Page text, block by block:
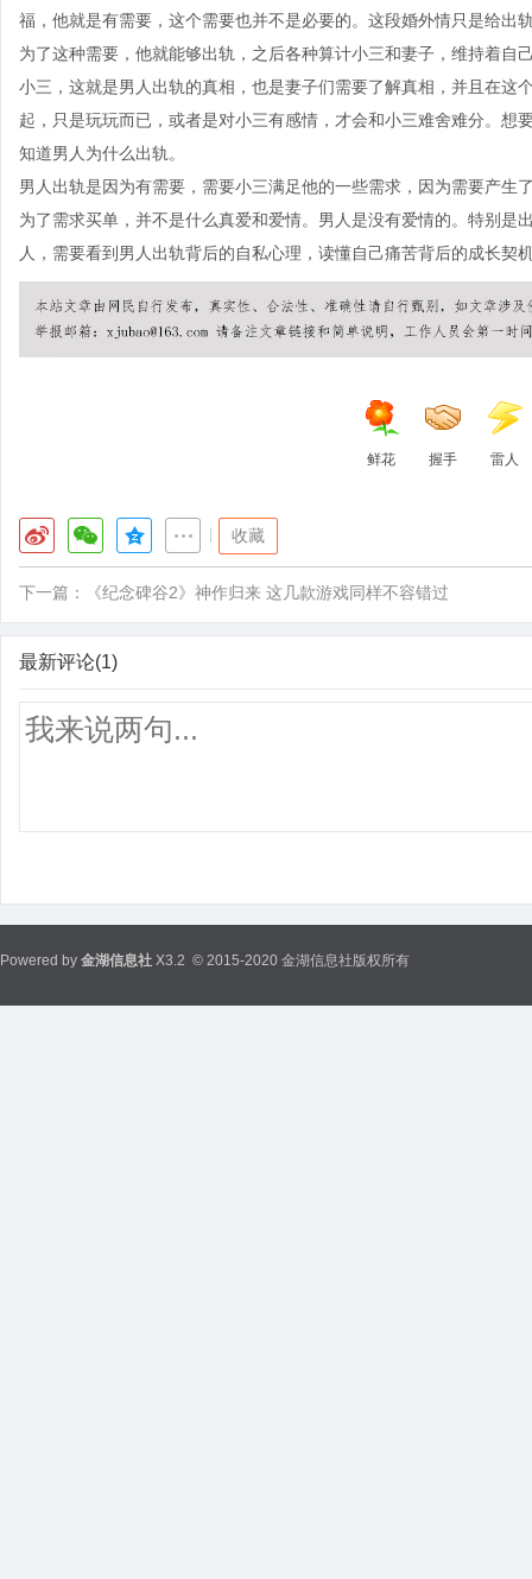
福，他就是有需要，这个需要也并不是必要的。这段婚外情只是给出
为了这种需要，他就能够出轨，之后各种算计小三和妻子，维持着
小三，这就是男人出轨的真相，也是妻子们需要了解真相，并且在这
起，只是玩玩而已，或者是对小三有感情，才会和小三难舍难分。
知道男人为什么出轨。
男人出轨是因为有需要，需要小三满足他的一些需求，因为需要产
为了需求买单，并不是什么真爱和爱情。男人是没有爱情的。特别
人，需要看到男人出轨背后的自私心理，读懂自己痛苦背后的成长契
鲜花 握手 雷人
收藏
下一篇： 《纪念碑谷2》神作归来 这几款游戏同样不容错过
最新评论(1)
Powered by 金湖信息社 X3.2 © 2015-2020 金湖信息社版权所有